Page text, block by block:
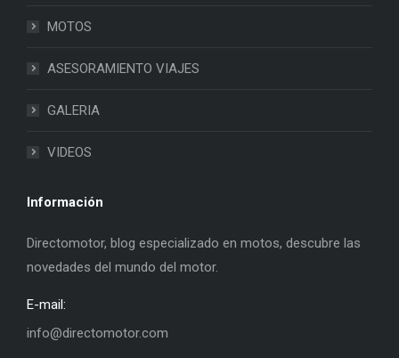
MOTOS
ASESORAMIENTO VIAJES
GALERIA
VIDEOS
Información
Directomotor, blog especializado en motos, descubre las
novedades del mundo del motor.
E-mail:
info@directomotor.com